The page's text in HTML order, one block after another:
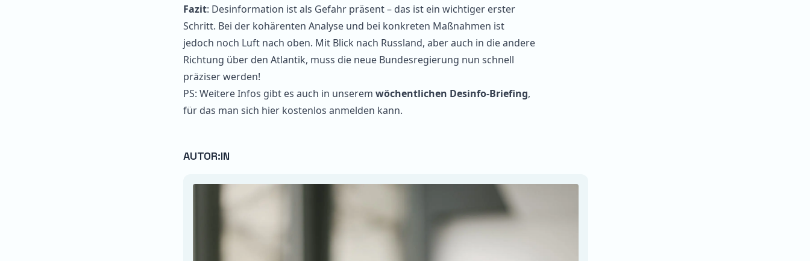
Fazit: Desinformation ist als Gefahr präsent – das ist ein wichtiger erster
Schritt. Bei der kohärenten Analyse und bei konkreten Maßnahmen ist
jedoch noch Luft nach oben. Mit Blick nach Russland, aber auch in die andere
Richtung über den Atlantik, muss die neue Bundesregierung nun schnell
präziser werden!
PS: Weitere Infos gibt es auch in unserem wöchentlichen Desinfo-Briefing,
für das man sich hier kostenlos anmelden kann.
AUTOR:IN